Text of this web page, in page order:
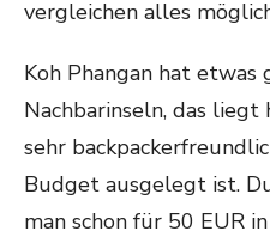
vergleichen alles
Koh Phangan hat etwas
Nachbarinseln, das liegt
sehr
Budget ausgelegt ist.
man schon für 50 EUR